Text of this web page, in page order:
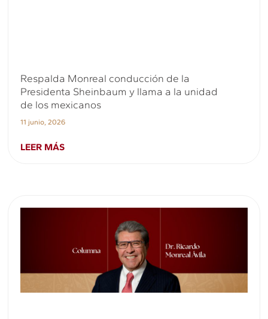
Respalda Monreal conducción de la
Presidenta Sheinbaum y llama a la unidad
de los mexicanos
11 junio, 2026
LEER MÁS